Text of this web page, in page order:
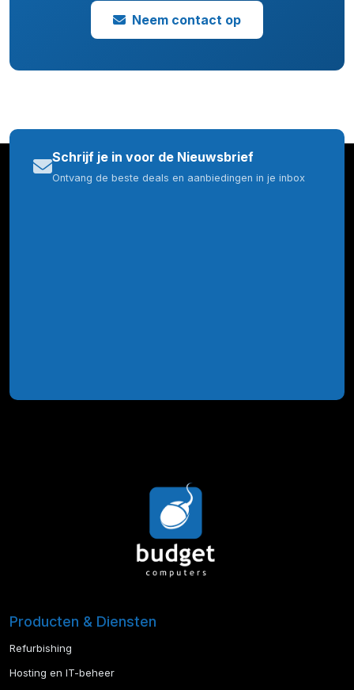
Neem contact op
Schrijf je in voor de Nieuwsbrief
Ontvang de beste deals en aanbiedingen in je inbox
Producten & Diensten
Refurbishing
Hosting en IT-beheer